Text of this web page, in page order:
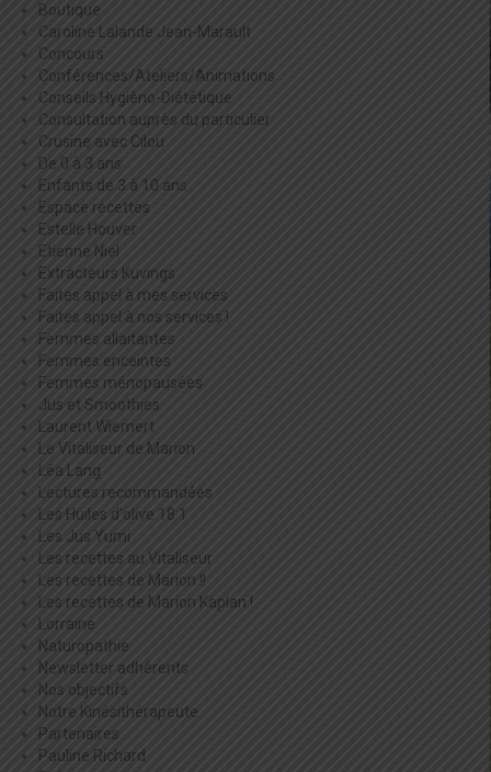
Boutique
Caroline Lalande Jean-Marault
Concours
Conférences/Ateliers/Animations
Conseils Hygièno-Diététique
Consultation auprès du particulier
Crusine avec Cilou
De 0 à 3 ans
Enfants de 3 à 10 ans
Espace recettes
Estelle Houver
Etienne Niel
Extracteurs Kuvings
Faites appel à mes services
Faites appel à nos services !
Femmes allaitantes
Femmes enceintes
Femmes ménopausées
Jus et Smoothies
Laurent Wiemert
Le Vitaliseur de Marion
Léa Lang
Lectures recommandées
Les Huiles d'olive 18:1
Les Jus Yumi
Les recettes au Vitaliseur
Les recettes de Marion !!
Les recettes de Marion Kaplan !
Lorraine
Naturopathie
Newsletter adhérents
Nos objectifs
Notre Kinésithérapeute
Partenaires
Pauline Richard